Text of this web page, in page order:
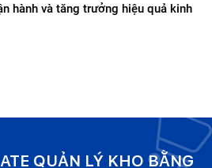
hành và tăng trưởng hiệu quả kinh
QUẢN LÝ KHO BẰNG